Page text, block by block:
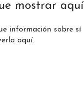
mostrar aquí
información sobre sí
aquí.